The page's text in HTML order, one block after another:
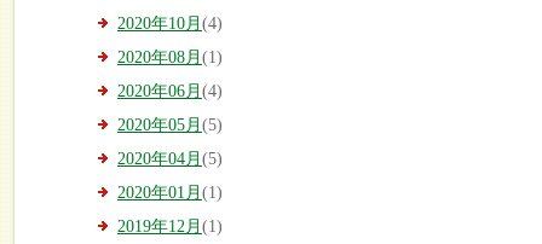
2020年10月 (4)
2020年08月 (1)
2020年06月 (4)
2020年05月 (5)
2020年04月 (5)
2020年01月 (1)
2019年12月 (1)